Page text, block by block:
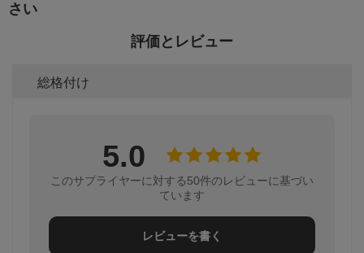
さい
評価とレビュー
総格付け
5.0
このサプライヤーに対する50件のレビューに基づい
ています
レビューを書く